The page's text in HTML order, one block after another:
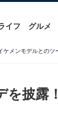
イフ グルメ
メンモデルとのツ
を披露